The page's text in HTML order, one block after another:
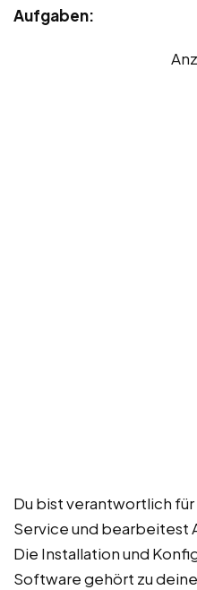
Aufgaben:
Du bist verantwortlich
Service und bearbeitest
Die Installation und
Software gehört zu